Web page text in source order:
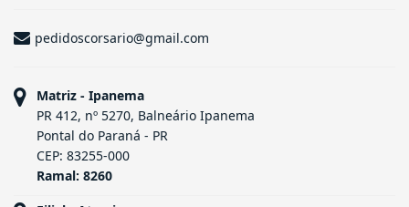
Corsário - Fixo
(41) 3457-1629
pedidoscorsario@gmail.com
Matriz - Ipanema
PR 412, nº 5270, Balneário Ipanema